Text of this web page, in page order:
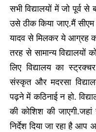
सभी विद्यालयों में जो पूर्व
उसे ठीक किया जाए.मैं
यादव से मिलकर ये आग्रह
तरह से सामान्य
लिए विद्यालय का
संस्कृत और मदरसा
पढ़ने में कठिनाई न हो.
की कोशिश की
निर्देश दिया जा रहा है